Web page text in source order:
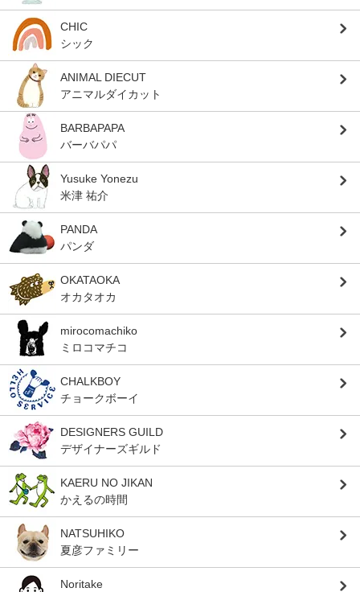
CHIC
シック
ANIMAL DIECUT
アニマルダイカット
BARBAPAPA
バーバパパ
Yusuke Yonezu
米津 祐介
PANDA
パンダ
OKATAOKA
オカタオカ
mirocomachiko
ミロコマチコ
CHALKBOY
チョークボーイ
DESIGNERS GUILD
デザイナーズギルド
KAERU NO JIKAN
かえるの時間
NATSUHIKO
夏彦ファミリー
Noritake